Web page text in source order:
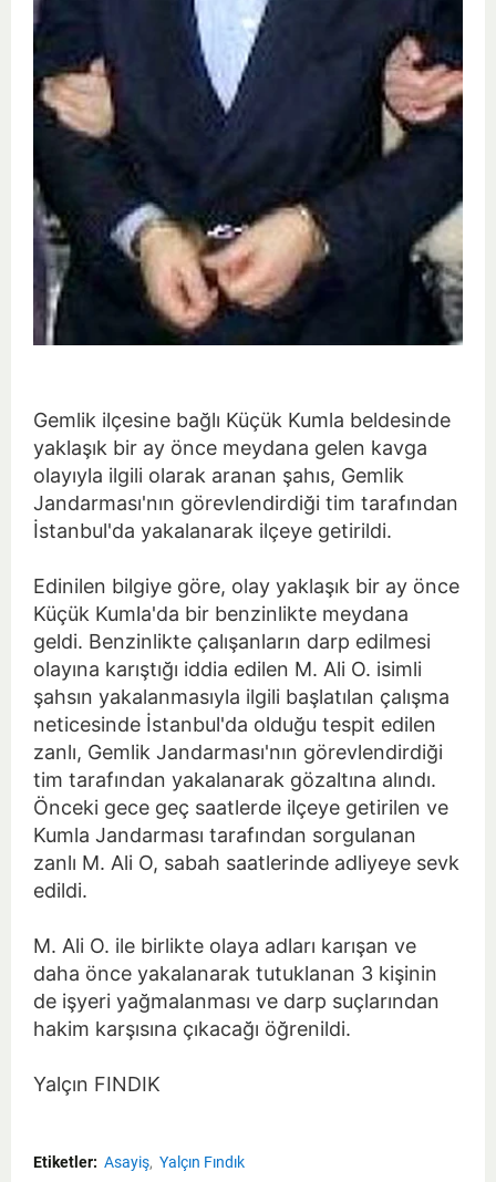
Gemlik ilçesine bağlı Küçük Kumla beldesinde
yaklaşık bir ay önce meydana gelen kavga
olayıyla ilgili olarak aranan şahıs, Gemlik
Jandarması'nın görevlendirdiği tim tarafından
İstanbul'da yakalanarak ilçeye getirildi.
Edinilen bilgiye göre, olay yaklaşık bir ay önce
Küçük Kumla'da bir benzinlikte meydana
geldi. Benzinlikte çalışanların darp edilmesi
olayına karıştığı iddia edilen M. Ali O. isimli
şahsın yakalanmasıyla ilgili başlatılan çalışma
neticesinde İstanbul'da olduğu tespit edilen
zanlı, Gemlik Jandarması'nın görevlendirdiği
tim tarafından yakalanarak gözaltına alındı.
Önceki gece geç saatlerde ilçeye getirilen ve
Kumla Jandarması tarafından sorgulanan
zanlı M. Ali O, sabah saatlerinde adliyeye sevk
edildi.
M. Ali O. ile birlikte olaya adları karışan ve
daha önce yakalanarak tutuklanan 3 kişinin
de işyeri yağmalanması ve darp suçlarından
hakim karşısına çıkacağı öğrenildi.
Yalçın FINDIK
Etiketler: Asayiş Yalçın Fındık